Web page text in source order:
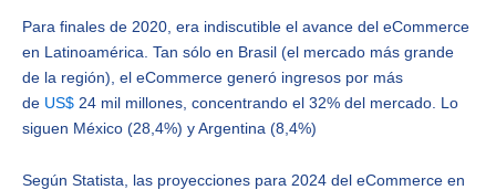
Para finales de 2020, era indiscutible el avance del eCommerce
en Latinoamérica. Tan sólo en Brasil (el mercado más grande
de la región), el eCommerce generó ingresos por más
de US$ 24 mil millones, concentrando el 32% del mercado. Lo
siguen México (28,4%) y Argentina (8,4%)
Según Statista, las proyecciones para 2024 del eCommerce en